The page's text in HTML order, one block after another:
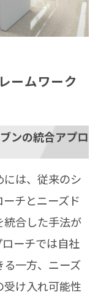
ームワーク
ンの統合アプロ
は、従来のシ
チとニーズド
統合した手法が
ーチでは自社
一方、ニーズ
受け入れ可能性